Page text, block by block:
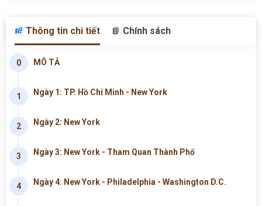
Thông tin chi tiết Chính sách
0 MÔ TẢ
1 Ngày 1: TP. Hồ Chí Minh - New York
2 Ngày 2: New York
3 Ngày 3: New York - Tham Quan Thành Phố
4 Ngày 4: New York - Philadelphia - Washington D.C.